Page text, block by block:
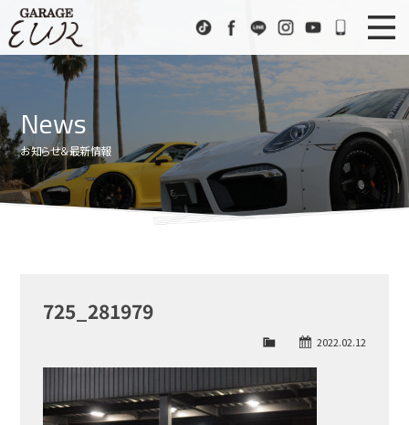
TikTokFacebook
LINE InstagramYoutube072-
ニュース
Stock List
在庫車情報
EUR Sports
EURスポーツ
アクセス
News
お知らせ＆最新情報
725_281979
2022.02.12